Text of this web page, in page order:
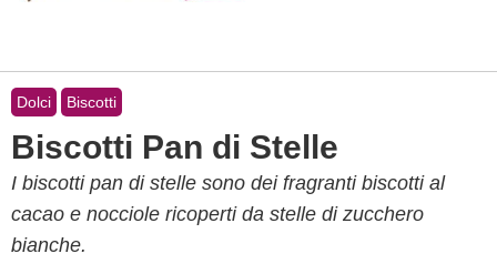
Dolci Biscotti
Biscotti Pan di Stelle
I biscotti pan di stelle sono dei fragranti biscotti al
cacao e nocciole ricoperti da stelle di zucchero
bianche.